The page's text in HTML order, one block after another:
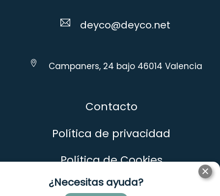
deyco@deyco.net
Campaners, 24 bajo 46014 Valencia
Contacto
Política de privacidad
Política de Cookies
Aviso Legal
¿Necesitas ayuda?